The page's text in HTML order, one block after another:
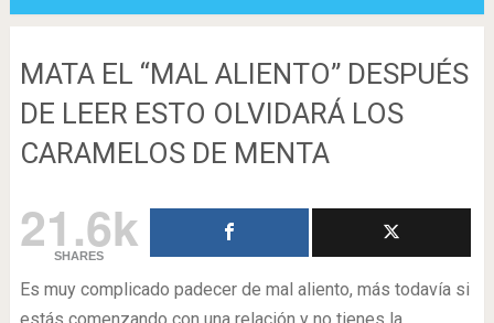
MATA EL “MAL ALIENTO” DESPUÉS
DE LEER ESTO OLVIDARÁ LOS
CARAMELOS DE MENTA
21.6k
SHARES
Es muy complicado padecer de mal aliento, más todavía si